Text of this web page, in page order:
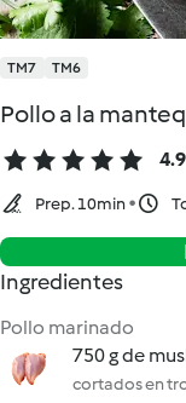
TM7 TM6
Pollo a la
4.9
Prep. 10min
Ingredientes
Pollo marinado
750 g de
cortados en